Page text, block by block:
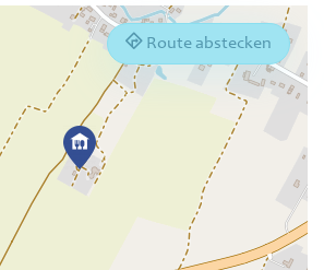
Route abstecken